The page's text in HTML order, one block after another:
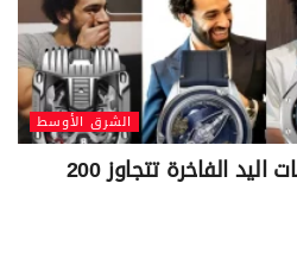
الشرق الأوسط
ثروة محمد صلاح من ساعات اليد الفاخرة تتجاوز 200